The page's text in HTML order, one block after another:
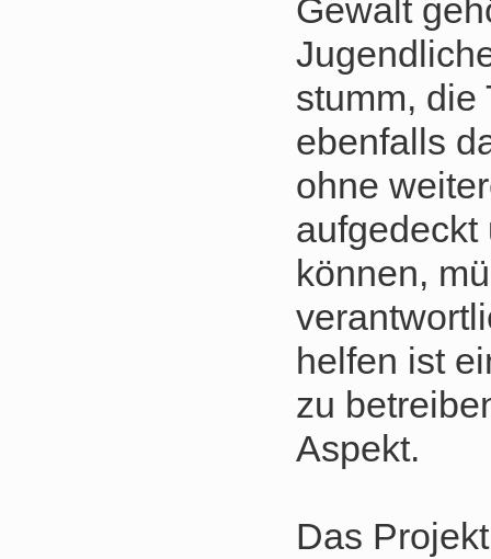
Gewalt
stumm, die
ebenfalls
ohne
aufgedeckt
können,
helfen ist
zu
Aspekt.
Das